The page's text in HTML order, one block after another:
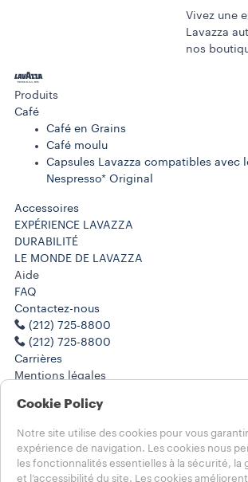
Vivez une
Lavazza
nos
Produits
Café
Café en Grains
Café moulu
Capsules Lavazza compatibles avec
Nespresso* Original
Accessoires
EXPÉRIENCE LAVAZZA
DURABILITÉ
LE MONDE DE LAVAZZA
Aide
FAQ
Contactez-nous
(212) 725-8800
(212) 725-8800
Carrières
Mentions légales
Choisissez votre pays
CANADA - Français
CANADA - Français
CANADA - English
Cookie Policy
Notre site utilise des cookies pour vous
expérience de navigation. Les cookies nous
les fonctionnalités essentielles à la sécurité, la
et l’accessibilité du site. Les cookies